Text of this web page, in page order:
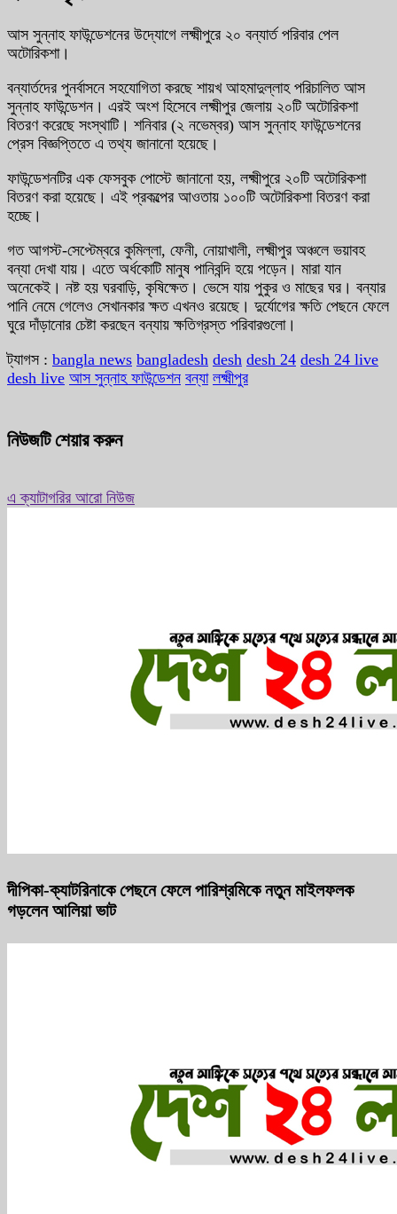
আস সুন্নাহ ফাউন্ডেশনের উদ্যোগে লক্ষ্মীপুরে ২০ বন্যার্ত পরিবার পেল
অটোরিকশা।
বন্যার্তদের পুনর্বাসনে সহযোগিতা করছে শায়খ আহমাদুল্লাহ পরিচালিত আস
সুন্নাহ ফাউন্ডেশন। এরই অংশ হিসেবে লক্ষ্মীপুর জেলায় ২০টি অটোরিকশা
বিতরণ করেছে সংস্থাটি। শনিবার (২ নভেম্বর) আস সুন্নাহ ফাউন্ডেশনের
প্রেস বিজ্ঞপ্তিতে এ তথ্য জানানো হয়েছে।
ফাউন্ডেশনটির এক ফেসবুক পোস্টে জানানো হয়, লক্ষ্মীপুরে ২০টি অটোরিকশা
বিতরণ করা হয়েছে। এই প্রকল্পের আওতায় ১০০টি অটোরিকশা বিতরণ করা
হচ্ছে।
গত আগস্ট-সেপ্টেম্বরে কুমিল্লা, ফেনী, নোয়াখালী, লক্ষ্মীপুর অঞ্চলে ভয়াবহ
বন্যা দেখা যায়। এতে অর্ধকোটি মানুষ পানিবন্দি হয়ে পড়েন। মারা যান
অনেকেই। নষ্ট হয় ঘরবাড়ি, কৃষিক্ষেত। ভেসে যায় পুকুর ও মাছের ঘর। বন্যার
পানি নেমে গেলেও সেখানকার ক্ষত এখনও রয়েছে। দুর্যোগের ক্ষতি পেছনে ফেলে
ঘুরে দাঁড়ানোর চেষ্টা করছেন বন্যায় ক্ষতিগ্রস্ত পরিবারগুলো।
ট্যাগস : bangla news bangladesh desh desh 24 desh 24 live
desh live আস সুন্নাহ ফাউন্ডেশন বন্যা লক্ষ্মীপুর
নিউজটি শেয়ার করুন
এ ক্যাটাগরির আরো নিউজ
দীপিকা-ক্যাটরিনাকে পেছনে ফেলে পারিশ্রমিকে নতুন মাইলফলক
গড়লেন আলিয়া ভাট